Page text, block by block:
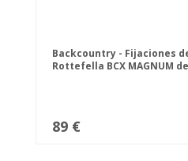
Backcountry - Fijaciones
Rottefella BCX MAGNUM
89 €